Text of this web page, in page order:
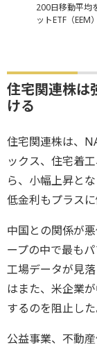
200日移動平均
ットETF（EEM）
住宅関連株は
ける
住宅関連株は、
ックス、住宅着
ら、小幅上昇とな
低金利もプラスに
中国との関係が
ープの中で最も
工場データが見
はまた、米企業
するのを阻止した
公益事業、不動